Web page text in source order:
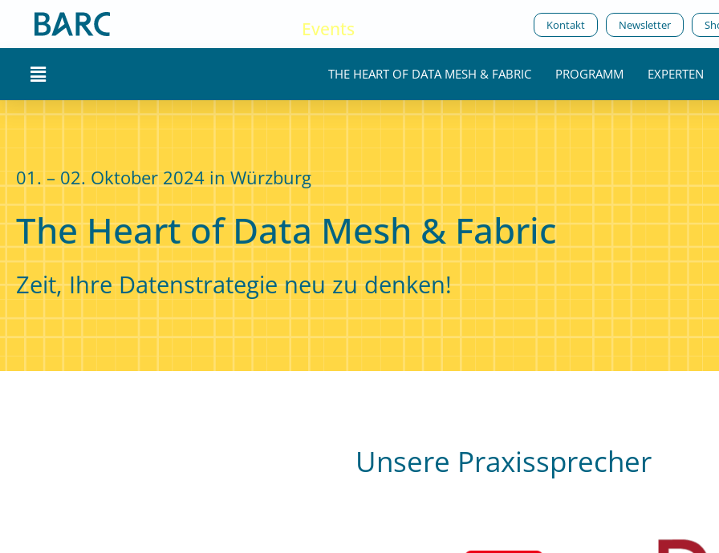
Inhalt
Events Kontakt Newsletter
Main
Menu
THE HEART OF DATA MESH & FABRIC PROGRAMM EXPERTEN
01. – 02. Oktober 2024 in Würzburg
The Heart of Data Mesh & Fabric
Zeit, Ihre Datenstrategie neu zu denken!
Unsere Praxissprecher